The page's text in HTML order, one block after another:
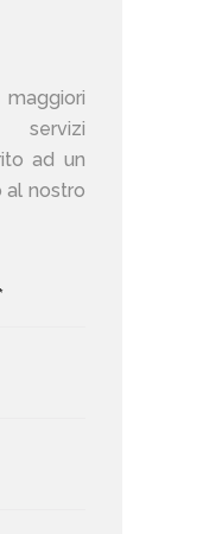
servizi
ad un
al nostro